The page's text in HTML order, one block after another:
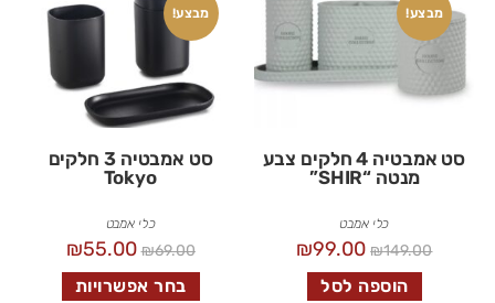
מבצע!
סט אמבטיה 4 חלקים צבע
מנטה “SHIR”
כלי אמבט
₪149.00
₪99.00
הוספה לסל
מבצע!
סט אמבטיה 3 חלקים
Tokyo
כלי אמבט
₪69.00
₪55.00
בחר אפשרויות